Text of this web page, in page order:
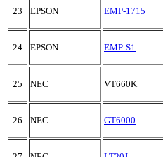
23 EPSON EMP-1715
24 EPSON EMP-S1
25 NEC VT660K
26 NEC GT6000